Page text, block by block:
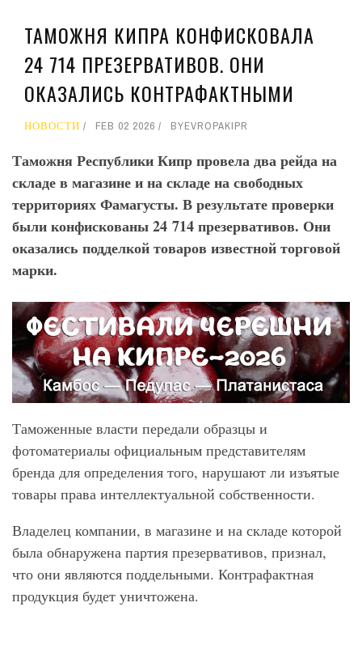
ТАМОЖНЯ КИПРА КОНФИСКОВАЛА
24 714 ПРЕЗЕРВАТИВОВ. ОНИ
ОКАЗАЛИСЬ КОНТРАФАКТНЫМИ
НОВОСТИ FEB 02 2026 BYEVROPAKIPR
Таможня Республики Кипр провела два рейда на
складе в магазине и на складе на свободных
территориях Фамагусты. В результате проверки
были конфискованы 24 714 презервативов. Они
оказались подделкой товаров известной торговой
марки.
Таможенные власти передали образцы и
фотоматериалы официальным представителям
бренда для определения того, нарушают ли изъятые
товары права интеллектуальной собственности.
Владелец компании, в магазине и на складе которой
была обнаружена партия презервативов, признал,
что они являются поддельными. Контрафактная
продукция будет уничтожена.